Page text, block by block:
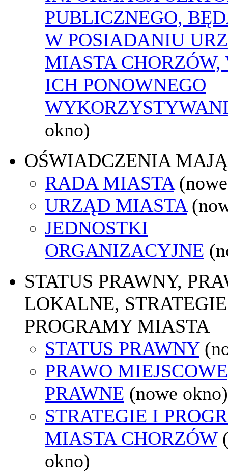
PUBLICZNEGO,
W POSIADANIU
MIASTA CHORZÓW,
ICH PONOWNEGO
okno)
OŚWIADCZENIA
RADA MIASTA
URZĄD MIASTA
JEDNOSTKI
ORGANIZACYJNE
STATUS PRAWNY,
LOKALNE,
PROGRAMY MIASTA
STATUS PRAWNY
PRAWO
PRAWNE (nowe okno)
STRATEGIE I
MIASTA CHORZÓW
okno)